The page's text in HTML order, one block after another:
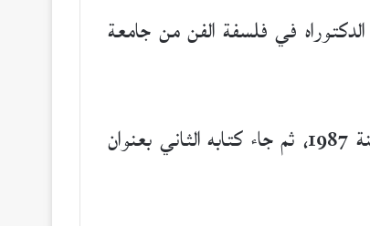
القيروان سنة 1958. حصل على شهادة الدكتوراه في فلسفة الفن من جامعة
أول كتاباته كانت عن “الأنثروبولوجيا البنيوية” من خلال قراءة أعمال كلود ليفي ستراوس ونشرت في سنة 1987، ثم جاء كتابه الثاني بعنوان